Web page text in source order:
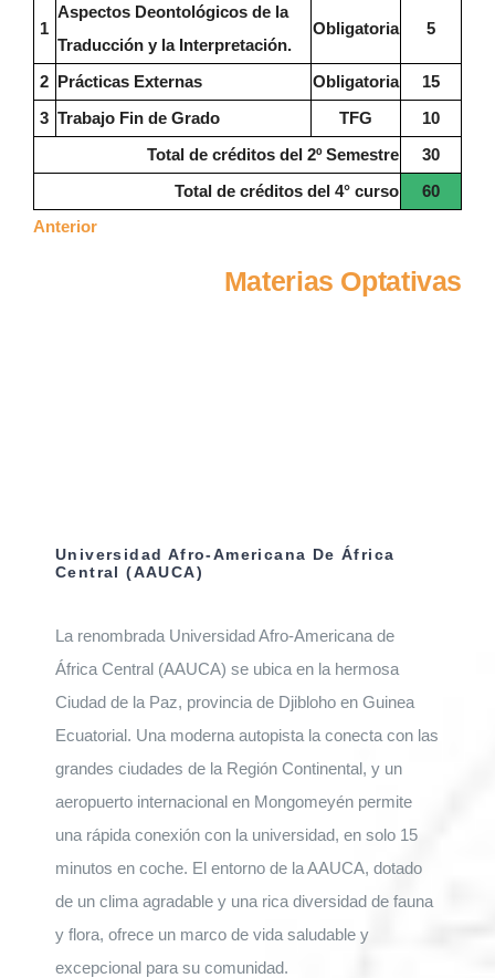
1
Aspectos Deontológicos de la
Traducción y la Interpretación.
Obligatoria 5
2 Prácticas Externas Obligatoria
15
3 Trabajo Fin de Grado TFG
10
Total de créditos del 2º Semestre
30
Total de créditos del 4° curso
60
Anterior
Materias Optativas
Universidad Afro-Americana De África
Central (AAUCA)
La renombrada Universidad Afro-Americana de
África Central (AAUCA) se ubica en la hermosa
Ciudad de la Paz, provincia de Djibloho en Guinea
Ecuatorial. Una moderna autopista la conecta con las
grandes ciudades de la Región Continental, y un
aeropuerto internacional en Mongomeyén permite
una rápida conexión con la universidad, en solo 15
minutos en coche. El entorno de la AAUCA, dotado
de un clima agradable y una rica diversidad de fauna
y flora, ofrece un marco de vida saludable y
excepcional para su comunidad.